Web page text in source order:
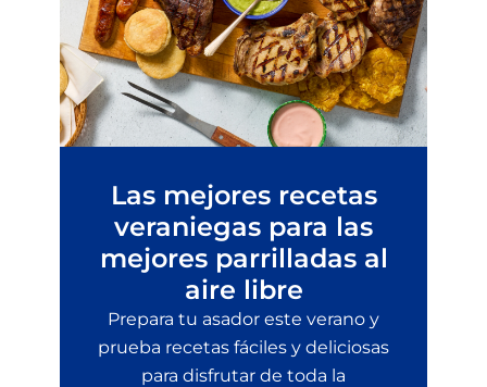
Las mejores recetas
veraniegas para las
mejores parrilladas al
aire libre
Prepara tu asador este verano y
prueba recetas fáciles y deliciosas
para disfrutar de toda la